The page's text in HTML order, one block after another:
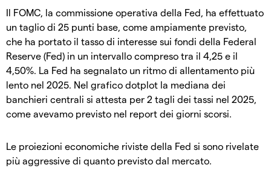
Il FOMC, la commissione operativa della Fed, ha effettuato
un taglio di 25 punti base, come ampiamente previsto,
che ha portato il tasso di interesse sui fondi della Federal
Reserve (Fed) in un intervallo compreso tra il 4,25 e il
4,50%. La Fed ha segnalato un ritmo di allentamento più
lento nel 2025. Nel grafico dotplot la mediana dei
banchieri centrali si attesta per 2 tagli dei tassi nel 2025,
come avevamo previsto nel report dei giorni scorsi.
Le proiezioni economiche riviste della Fed si sono rivelate
più aggressive di quanto previsto dal mercato.